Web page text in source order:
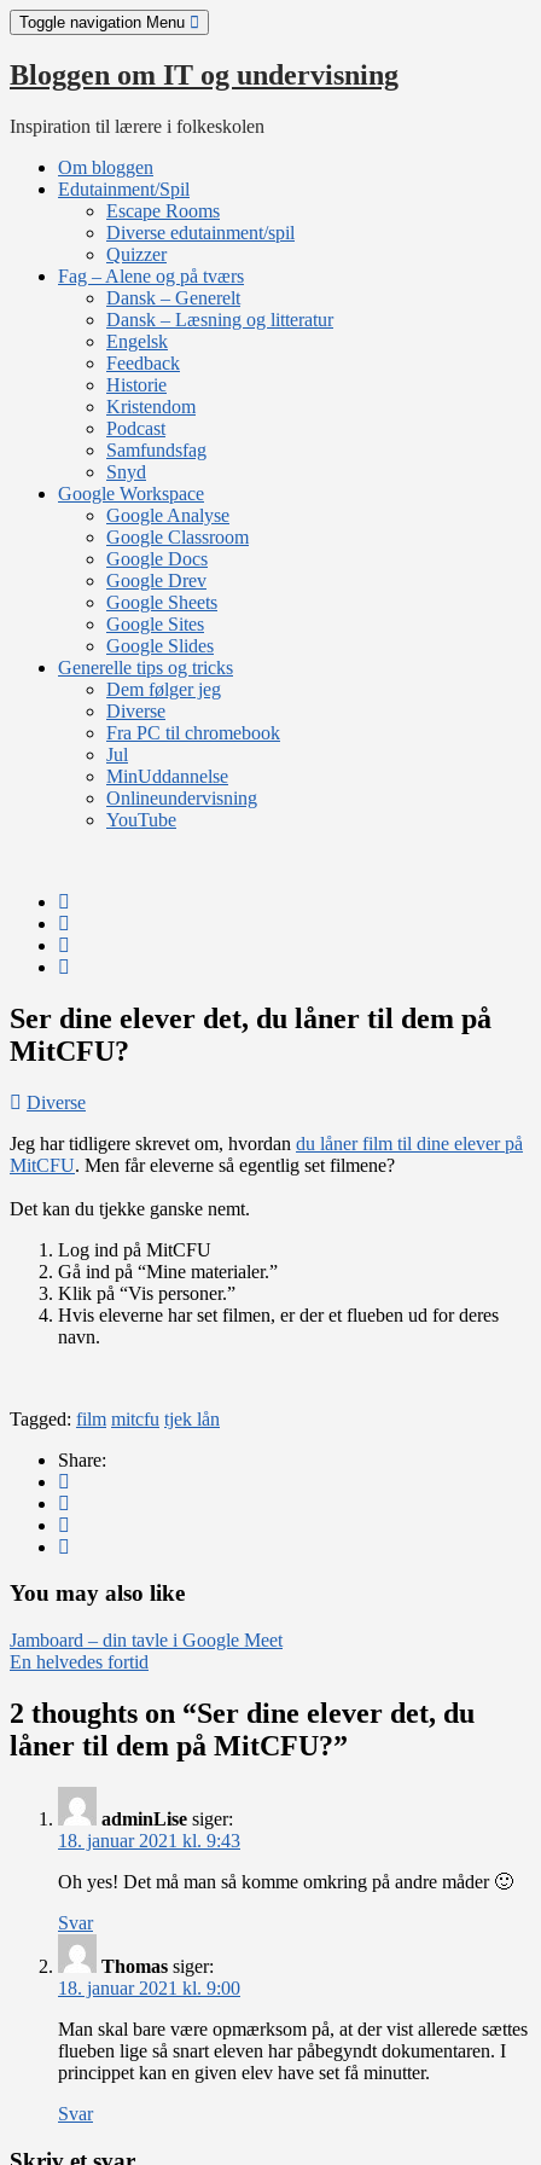
Skip
to
content
Toggle navigation Menu
Bloggen om IT og undervisning
Inspiration til lærere i folkeskolen
Om bloggen
Edutainment/Spil
Escape Rooms
Diverse edutainment/spil
Quizzer
Fag – Alene og på tværs
Dansk – Generelt
Dansk – Læsning og litteratur
Engelsk
Feedback
Historie
Kristendom
Podcast
Samfundsfag
Snyd
Google Workspace
Google Analyse
Google Classroom
Google Docs
Google Drev
Google Sheets
Google Sites
Google Slides
Generelle tips og tricks
Dem følger jeg
Diverse
Fra PC til chromebook
Jul
MinUddannelse
Onlineundervisning
YouTube
Ser dine elever det, du låner til dem på
MitCFU?
Diverse
Jeg har tidligere skrevet om, hvordan du låner film til dine elever på
MitCFU. Men får eleverne så egentlig set filmene?
Det kan du tjekke ganske nemt.
Log ind på MitCFU
Gå ind på “Mine materialer.”
Klik på “Vis personer.”
Hvis eleverne har set filmen, er der et flueben ud for deres
navn.
Tagged: film mitcfu tjek lån
Share:
You may also like
Indlægsnavigation
Jamboard – din tavle i Google Meet
En helvedes fortid
2 thoughts on “Ser dine elever det, du
låner til dem på MitCFU?”
adminLise siger:
18. januar 2021 kl. 9:43
Oh yes! Det må man så komme omkring på andre måder 🙂
Svar
Thomas siger:
18. januar 2021 kl. 9:00
Man skal bare være opmærksom på, at der vist allerede sættes
flueben lige så snart eleven har påbegyndt dokumentaren. I
princippet kan en given elev have set få minutter.
Svar